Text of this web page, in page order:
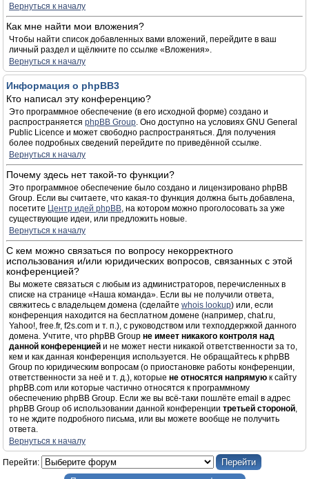
Вернуться к началу
Как мне найти мои вложения?
Чтобы найти список добавленных вами вложений, перейдите в ваш
личный раздел и щёлкните по ссылке «Вложения».
Вернуться к началу
Информация о phpBB3
Кто написал эту конференцию?
Это программное обеспечение (в его исходной форме) создано и
распространяется phpBB Group. Оно доступно на условиях GNU General
Public Licence и может свободно распространяться. Для получения
более подробных сведений перейдите по приведённой ссылке.
Вернуться к началу
Почему здесь нет такой-то функции?
Это программное обеспечение было создано и лицензировано phpBB
Group. Если вы считаете, что какая-то функция должна быть добавлена,
посетите Центр идей phpBB, на котором можно проголосовать за уже
существующие идеи, или предложить новые.
Вернуться к началу
С кем можно связаться по вопросу некорректного
использования и/или юридических вопросов, связанных с этой
конференцией?
Вы можете связаться с любым из администраторов, перечисленных в
списке на странице «Наша команда». Если вы не получили ответа,
свяжитесь с владельцем домена (сделайте whois lookup) или, если
конференция находится на бесплатном домене (например, chat.ru,
Yahoo!, free.fr, f2s.com и т. п.), с руководством или техподдержкой данного
домена. Учтите, что phpBB Group не имеет никакого контроля над
данной конференцией и не может нести никакой ответственности за то,
кем и как данная конференция используется. Не обращайтесь к phpBB
Group по юридическим вопросам (о приостановке работы конференции,
ответственности за неё и т. д.), которые не относятся напрямую к сайту
phpBB.com или которые частично относятся к программному
обеспечению phpBB Group. Если же вы всё-таки пошлёте email в адрес
phpBB Group об использовании данной конференции третьей стороной,
то не ждите подробного письма, или вы можете вообще не получить
ответа.
Вернуться к началу
Перейти: